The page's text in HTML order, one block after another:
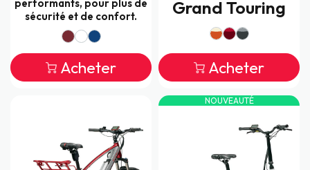
performants, pour plus de
sécurité et de confort.
Acheter
Grand Touring
Acheter
NOUVEAUTÉ